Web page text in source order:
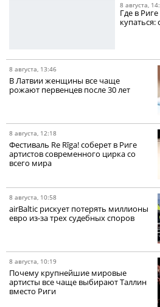
8 августа,
Где в
8 августа, 13:46
В Латвии женщины все чаще
рожают первенцев после 30 лет
8 августа, 12:18
Фестиваль Re Rīga! соберет в Риге
артистов современного цирка со
всего мира
8 августа, 10:58
airBaltic рискует потерять миллионы
евро из-за трех судебных споров
8 августа, 10:19
Почему крупнейшие мировые
артисты все чаще выбирают Таллин
вместо Риги